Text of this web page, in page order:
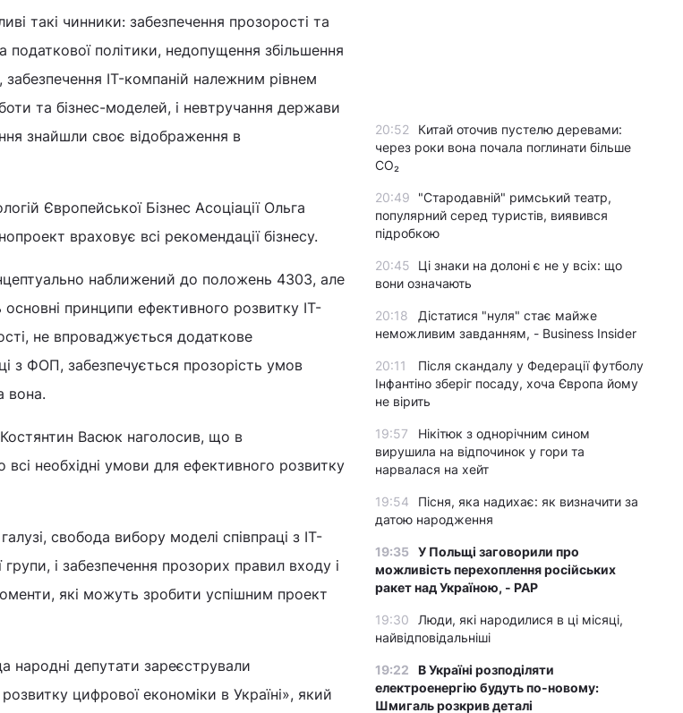
такі чинники: забезпечення прозорості та
податкової політики, недопущення збільшення
забезпечення IT-компаній належним рівнем
та бізнес-моделей, і невтручання держави
знайшли своє відображення в
Європейської Бізнес Асоціації Ольга
враховує всі рекомендації бізнесу.
наближений до положень 4303, але
основні принципи ефективного розвитку IT-
не впроваджується додаткове
з ФОП, забезпечується прозорість умов
вона.
Васюк наголосив, що в
необхідні умови для ефективного розвитку
свобода вибору моделі співпраці з IT-
і забезпечення прозорих правил входу і
які можуть зробити успішним проект
народні депутати зареєстрували
цифрової економіки в Україні», який
20:52
Китай оточив пустелю деревами:
через роки вона почала поглинати більше
CO₂
20:49
"Стародавній" римський театр,
популярний серед туристів, виявився
підробкою
20:45
Ці знаки на долоні є не у всіх: що
вони означають
20:18
Дістатися "нуля" стає майже
неможливим завданням, - Business Insider
20:11
Після скандалу у Федерації футболу
Інфантіно зберіг посаду, хоча Європа йому
не вірить
19:57
Нікітюк з однорічним сином
вирушила на відпочинок у гори та
нарвалася на хейт
19:54
Пісня, яка надихає: як визначити за
датою народження
19:35 У Польщі заговорили про
можливість перехоплення російських
ракет над Україною, - PAP
19:30
Люди, які народилися в ці місяці,
найвідповідальніші
19:22
В Україні розподіляти
електроенергію будуть по-новому:
Шмигаль розкрив деталі